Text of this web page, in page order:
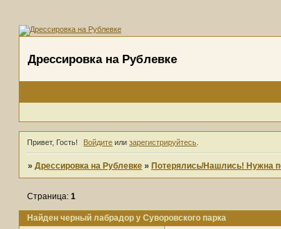
Дрессировка на Рублевке
Привет, Гость! Войдите илизарегистрируйтесь
» Дрессировка на Рублевке » Потерялись/Нашлись! Нужна
Найден черный лабрадор у Суворовского парка
Страница: 1